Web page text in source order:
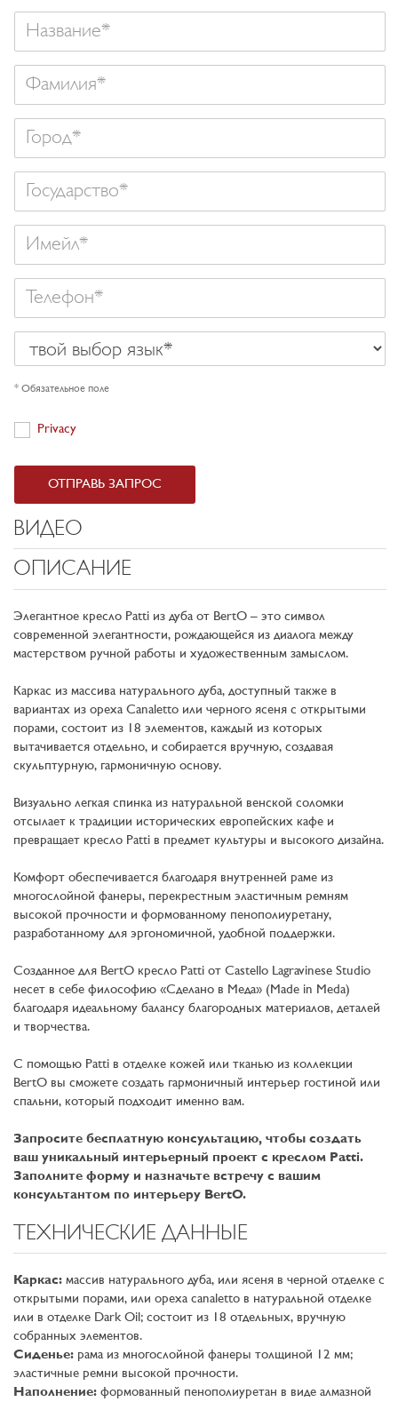
выбор
* Обязательное поле
Privacy
Privacy
ОТПРАВЬ ЗАПРОС
ВИДЕО
ОПИСАНИЕ
Элегантное кресло Patti из дуба от BertO – это символ
современной элегантности, рождающейся из диалога между
мастерством ручной работы и художественным замыслом.
Каркас из массива натурального дуба, доступный также в
вариантах из ореха Canaletto или чeрного ясеня с открытыми
порами, состоит из 18 элементов, каждый из которых
вытачивается отдельно, и собирается вручную, создавая
скульптурную, гармоничную основу.
Визуально легкая спинка из натуральной венской соломки
отсылает к традиции исторических европейских кафе и
превращает кресло Patti в предмет культуры и высокого дизайна.
Комфорт обеспечивается благодаря внутренней раме из
многослойной фанеры, перекрeстным эластичным ремням
высокой прочности и формованному пенополиуретану,
разработанному для эргономичной, удобной поддержки.
Созданное для BertO кресло Patti от Castello Lagravinese Studio
несет в себе философию «Сделано в Меда» (Made in Meda)
благодаря идеальному балансу благородных материалов, деталей
и творчества.
С помощью Patti в отделке кожей или тканью из коллекции
BertO вы сможете создать гармоничный интерьер гостиной или
спальни, который подходит именно вам.
Запросите бесплатную консультацию, чтобы создать
ваш уникальный интерьерный проект с креслом Patti.
Заполните форму и назначьте встречу с вашим
консультантом по интерьеру BertO.
ТЕХНИЧЕСКИЕ ДАННЫЕ
Каркас: массив натурального дуба, или ясеня в чeрной отделке с
открытыми порами, или ореха canaletto в натуральной отделке
или в отделке Dark Oil; состоит из 18 отдельных, вручную
собранных элементов.
Сиденье: рама из многослойной фанеры толщиной 12 мм;
эластичные ремни высокой прочности.
Наполнение: формованный пенополиуретан в виде алмазной